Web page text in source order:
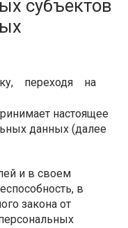
субъектов
переходя на
настоящее
данных (далее
и в своем
в
закона от